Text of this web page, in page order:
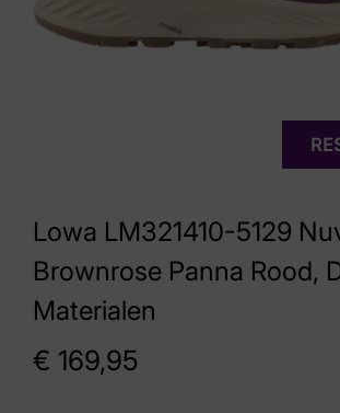
Lowa LM321410-5129
Brownrose Panna Rood,
Materialen
€ 169,95